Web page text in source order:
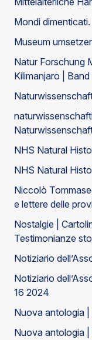
Mondi
Museum
Natur Forschung
Kilimanjaro |
NHS Natural
NHS Natural
Niccolò
e lettere delle
Nostalgie |
Testimonianze
Notiziario
Notiziario
16 2024
Nuova antologia
Nuova antologia |